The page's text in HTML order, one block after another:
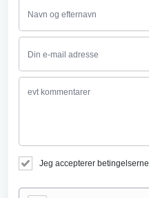
Jeg accepterer betingelserne